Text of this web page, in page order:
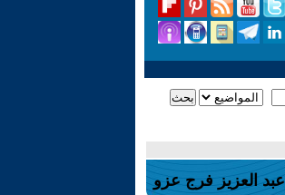
عبد العزيز فرج عزو